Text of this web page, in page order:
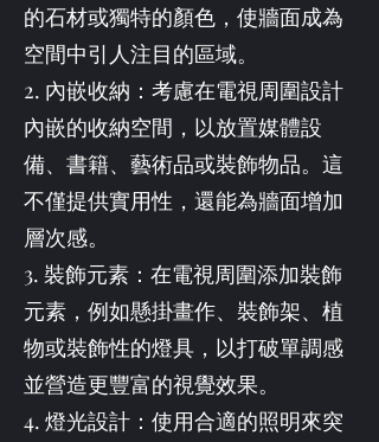
的石材或獨特的顏色，使牆面成為
空間中引人注目的區域。
2. 內嵌收納：考慮在電視周圍設計
內嵌的收納空間，以放置媒體設
備、書籍、藝術品或裝飾物品。這
不僅提供實用性，還能為牆面增加
層次感。
3. 裝飾元素：在電視周圍添加裝飾
元素，例如懸掛畫作、裝飾架、植
物或裝飾性的燈具，以打破單調感
並營造更豐富的視覺效果。
4. 燈光設計：使用合適的照明來突